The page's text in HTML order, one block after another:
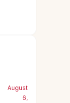
August
6,